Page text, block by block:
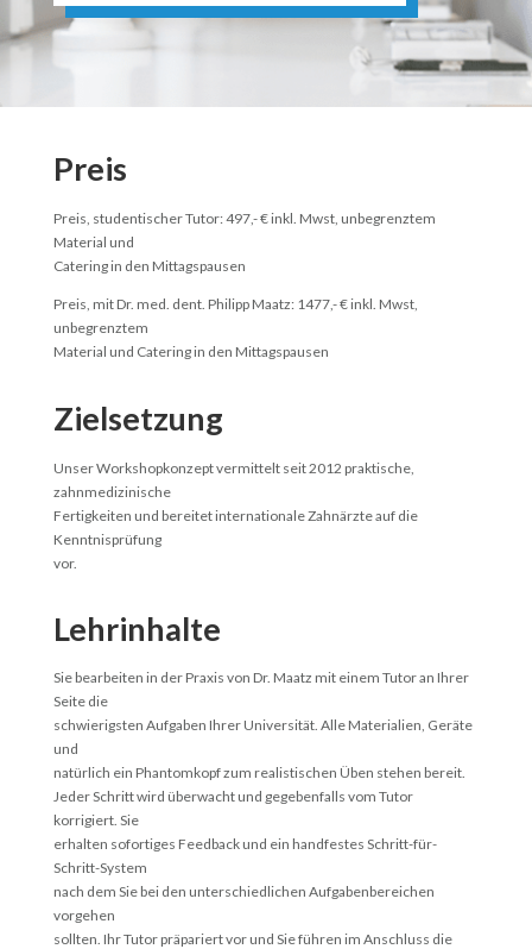
Preis
Preis, studentischer Tutor: 497,- € inkl. Mwst, unbegrenztem
Material und
Catering in den Mittagspausen
Preis, mit Dr. med. dent. Philipp Maatz: 1477,- € inkl. Mwst,
unbegrenztem
Material und Catering in den Mittagspausen
Zielsetzung
Unser Workshopkonzept vermittelt seit 2012 praktische,
zahnmedizinische
Fertigkeiten und bereitet internationale Zahnärzte auf die
Kenntnisprüfung
vor.
Lehrinhalte
Sie bearbeiten in der Praxis von Dr. Maatz mit einem Tutor an Ihrer
Seite die
schwierigsten Aufgaben Ihrer Universität. Alle Materialien, Geräte
und
natürlich ein Phantomkopf zum realistischen Üben stehen bereit.
Jeder Schritt wird überwacht und gegebenfalls vom Tutor
korrigiert. Sie
erhalten sofortiges Feedback und ein handfestes Schritt-für-
Schritt-System
nach dem Sie bei den unterschiedlichen Aufgabenbereichen
vorgehen
sollten. Ihr Tutor präpariert vor und Sie führen im Anschluss die